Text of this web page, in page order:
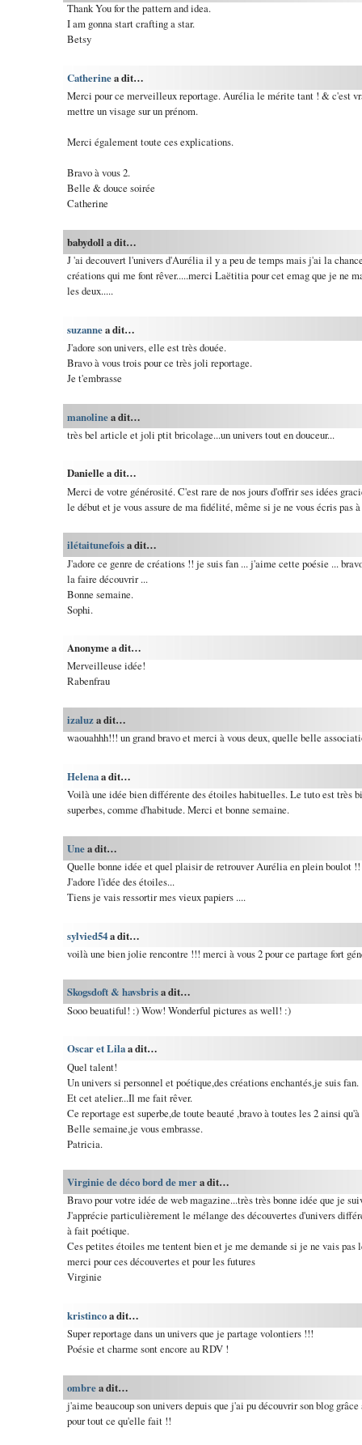
Thank You for the pattern and idea.
I am gonna start crafting a star.
Betsy
Catherinea dit…
Merci pour ce merveilleux reportage. Aurélia le mérite tant ! & c'est
mettre un visage sur un prénom.
Merci également toute ces explications.
Bravo à vous 2.
Belle & douce soirée
Catherine
babydoll a dit…
J 'ai decouvert l'univers d'Aurélia il y a peu de temps mais j'ai la
créations qui me font rêver.....merci Laëtitia pour cet emag que je ne
les deux.....
suzannea dit…
J'adore son univers, elle est très douée.
Bravo à vous trois pour ce très joli reportage.
Je t'embrasse
manolinea dit…
très bel article et joli ptit bricolage...un univers tout en douceur...
Danielle a dit…
Merci de votre générosité. C'est rare de nos jours d'offrir ses idées
le début et je vous assure de ma fidélité, même si je ne vous écris pas
ilétaitunefoisa dit…
J'adore ce genre de créations !! je suis fan ... j'aime cette poésie ...
la faire découvrir ...
Bonne semaine.
Sophi.
Anonyme a dit…
Merveilleuse idée!
Rabenfrau
izaluza dit…
waouahhh!!! un grand bravo et merci à vous deux, quelle belle
Helenaa dit…
Voilà une idée bien différente des étoiles habituelles. Le tuto est très
superbes, comme d'habitude. Merci et bonne semaine.
Unea dit…
Quelle bonne idée et quel plaisir de retrouver Aurélia en plein boulot !!
J'adore l'idée des étoiles...
Tiens je vais ressortir mes vieux papiers ....
sylvied54a dit…
voilà une bien jolie rencontre !!! merci à vous 2 pour ce partage fort
Skogsdoft & havsbrisa dit…
Sooo beuatiful! :) Wow! Wonderful pictures as well! :)
Oscar et Lilaa dit…
Quel talent!
Un univers si personnel et poétique,des créations enchantés,je suis fan.
Et cet atelier...Il me fait rêver.
Ce reportage est superbe,de toute beauté ,bravo à toutes les 2 ainsi
Belle semaine,je vous embrasse.
Patricia.
Virginie de déco bord de mera dit…
Bravo pour votre idée de web magazine...très très bonne idée que je
J'apprécie particulièrement le mélange des découvertes d'univers
à fait poétique.
Ces petites étoiles me tentent bien et je me demande si je ne vais pas
merci pour ces découvertes et pour les futures
Virginie
kristincoa dit…
Super reportage dans un univers que je partage volontiers !!!
Poésie et charme sont encore au RDV !
ombrea dit…
j'aime beaucoup son univers depuis que j'ai pu découvrir son blog
pour tout ce qu'elle fait !!